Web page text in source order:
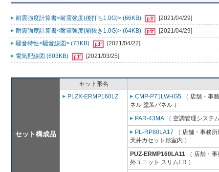
耐震強度計算書<耐震強度(後打ち1.0G)> (66KB)
[2021/04/29]
耐震強度計算書<耐震強度(箱抜き1.0G)> (64KB)
[2021/04/29]
騒音特性<騒音線図> (73KB)
[2021/04/22]
電気配線図 (603KB)
[2021/03/25]
セット構成品
セット形名
PLZX-ERMP160LZ
CMP-P71LWHG5 （ 店舗・事
ネル 塗装パネル ）
PAR-43MA （ 空調管理システ
PL-RP80LA17 （ 店舗・事務
天井カセット形室内 ）
PUZ-ERMP160LA11 （ 店舗・
外ユニット スリムER ）